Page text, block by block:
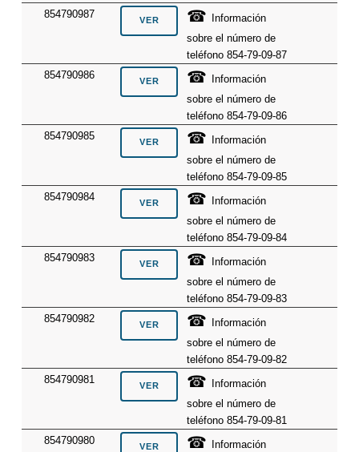
854790987 ☎
Información
sobre el número de
teléfono 854-79-09-87
854790986
☎
Información
sobre el número de
teléfono 854-79-09-86
854790985
☎
Información
sobre el número de
teléfono 854-79-09-85
854790984
☎
Información
sobre el número de
teléfono 854-79-09-84
854790983
☎
Información
sobre el número de
teléfono 854-79-09-83
854790982
☎
Información
sobre el número de
teléfono 854-79-09-82
854790981
☎
Información
sobre el número de
teléfono 854-79-09-81
854790980
☎
Información